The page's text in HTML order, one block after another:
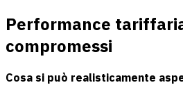
Performance
compromessi
Cosa si può realisticamente